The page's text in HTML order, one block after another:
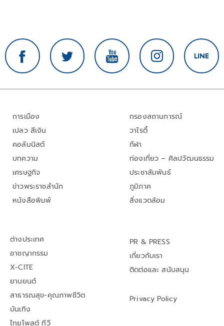
การเมือง
เปลว สีเงิน
คอลัมนิสต์
บทความ
เศรษฐกิจ
ข่าวพระราชสำนัก
หนังสือพิมพ์
กรองสถานการณ์
วาไรตี้
กีฬา
ท่องเที่ยว – ศิลปวัฒนธรรม
ประชาสัมพันธ์
ภูมิภาค
สิ่งแวดล้อม
ต่างประเทศ
อาชญากรรม
X-CITE
ยานยนต์
สาธารณสุข-คุณภาพชีวิต
บันเทิง
ไทยโพสต์ ทีวี
PR & PRESS
เกี่ยวกับเรา
ติดต่อและ สนับสนุน
Privacy Policy